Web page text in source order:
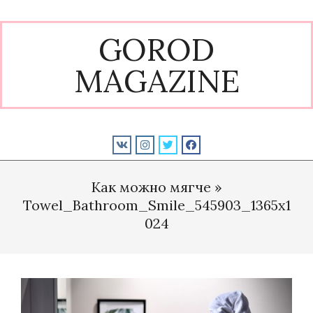
to
GOROD
MAGAZINE
Menu
Как можно мягче »
Towel_Bathroom_Smile_545903_1365x1
024